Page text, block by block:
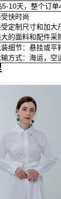
5-10天，整个订
快时尚
定制尺寸和加大
的面料和配件采
细节：悬挂或平
方式：海运，空